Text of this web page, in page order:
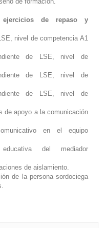
de repaso y
nivel de competencia A1
de LSE, nivel de
de LSE, nivel de
de LSE, nivel de
de apoyo a la comunicación
en el equipo
del mediador
de aislamiento.
de la persona sordociega